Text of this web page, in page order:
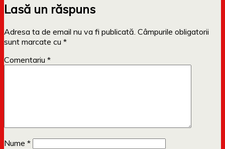
Lasă un răspuns
Adresa ta de email nu va fi publicată. Câmpurile obligatorii
sunt marcate cu *
Comentariu *
Nume *